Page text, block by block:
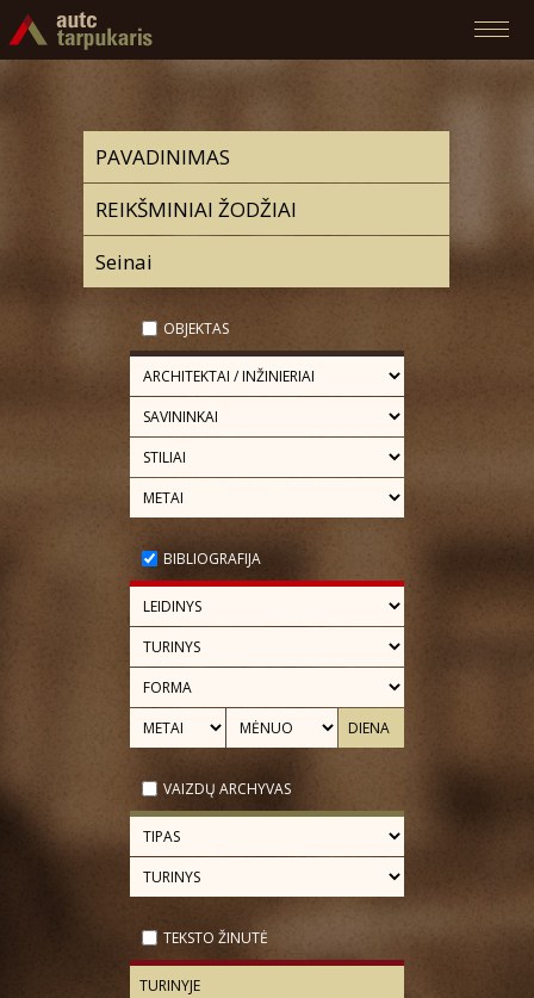
OBJEKTAS
BIBLIOGRAFIJA
VAIZDŲ ARCHYVAS
TEKSTO ŽINUTĖ